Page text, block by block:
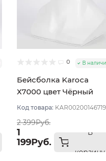
0 В
Бейсболка Karoca
Х7000 цвет Чёрный
размер 57-58
Код товара: KAR00200146719
2 399Руб.
1
199Руб.
В
корзину